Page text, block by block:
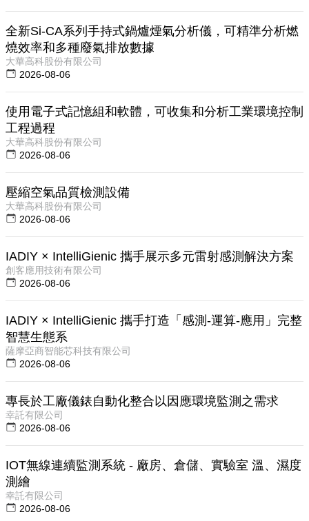
全新Si-CA系列手持式鍋爐煙氣分析儀，可精準分析燃
燒效率和多種廢氣排放數據
大華高科股份有限公司
2026-08-06
使用電子式記憶組和軟體，可收集和分析工業環境控制
工程過程
大華高科股份有限公司
2026-08-06
壓縮空氣品質檢測設備
大華高科股份有限公司
2026-08-06
IADIY × IntelliGienic 攜手展示多元雷射感測解決方案
創客應用技術有限公司
2026-08-06
IADIY × IntelliGienic 攜手打造「感測-運算-應用」完整
智慧生態系
薩摩亞商智能芯科技有限公司
2026-08-06
專長於工廠儀錶自動化整合以因應環境監測之需求
幸託有限公司
2026-08-06
IOT無線連續監測系統 - 廠房、倉儲、實驗室 溫、濕度
測繪
幸託有限公司
2026-08-06